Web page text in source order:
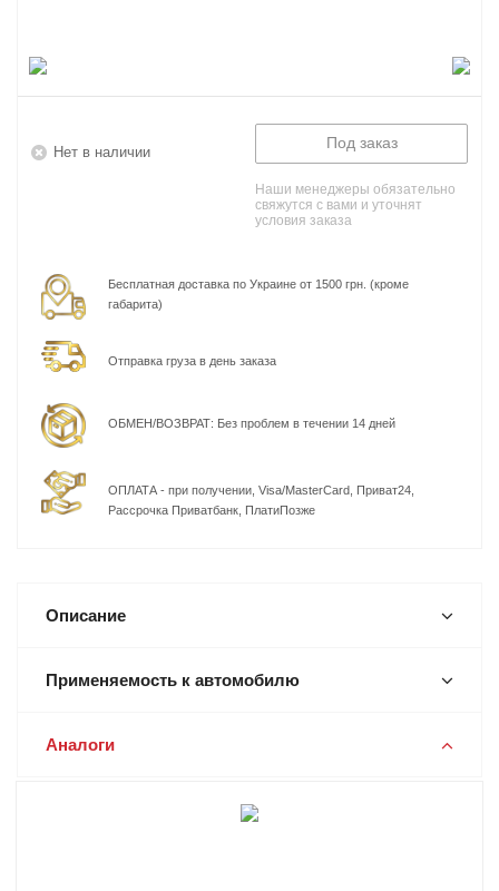
Нет в наличии
Под заказ
Наши менеджеры обязательно
свяжутся с вами и уточнят
условия заказа
Бесплатная доставка по Украине от 1500 грн. (кроме
габарита)
Отправка груза в день заказа
ОБМЕН/ВОЗВРАТ: Без проблем в течении 14 дней
ОПЛАТА - при получении, Visa/MasterCard, Приват24,
Рассрочка Приватбанк, ПлатиПозже
Описание
Применяемость к автомобилю
Аналоги